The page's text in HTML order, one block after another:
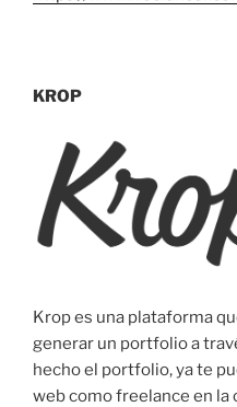
KROP
Krop es una plataforma
generar un portfolio a
hecho el portfolio, ya te
web como freelance en la